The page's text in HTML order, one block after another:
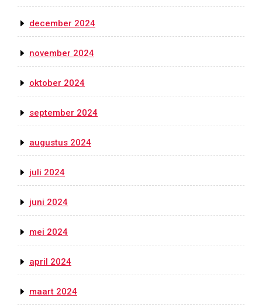
december 2024
november 2024
oktober 2024
september 2024
augustus 2024
juli 2024
juni 2024
mei 2024
april 2024
maart 2024